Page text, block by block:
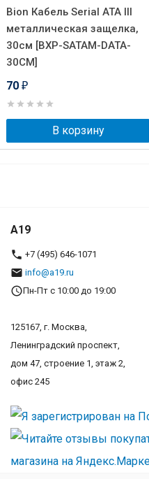
Bion Кабель Serial ATA III
металлическая защелка,
30см [BXP-SATAM-DATA-
30CM]
70 ₽
В корзину
A19
+7 (495) 646-1071
info@a19.ru
Пн-Пт с 10:00 до 19:00
125167, г. Москва,
Ленинградский проспект,
дом 47, строение 1, этаж 2,
офис 245